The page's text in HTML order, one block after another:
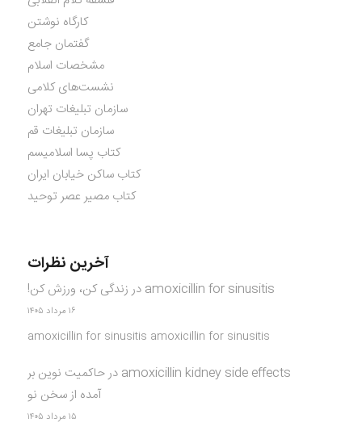
کارگاه نوشتن
گفتمان جامع
مشخصات اسلام
نشست‌های کلامی
سازمان تبلیغات تهران
سازمان تبلیغات قم
کتاب پسا اسلامیسم
کتاب ساکن خیابان ایران
کتاب مصیر عصر توحید
آخرین نظرات
amoxicillin for sinusitis در زندگی کن، ورزش کن!
۱۶ مرداد ۱۴۰۵
amoxicillin for sinusitis amoxicillin for sinusitis
amoxicillin kidney side effects درحاکمیت نوین بر
آمده از سخن نو
۱۵ مرداد ۱۴۰۵